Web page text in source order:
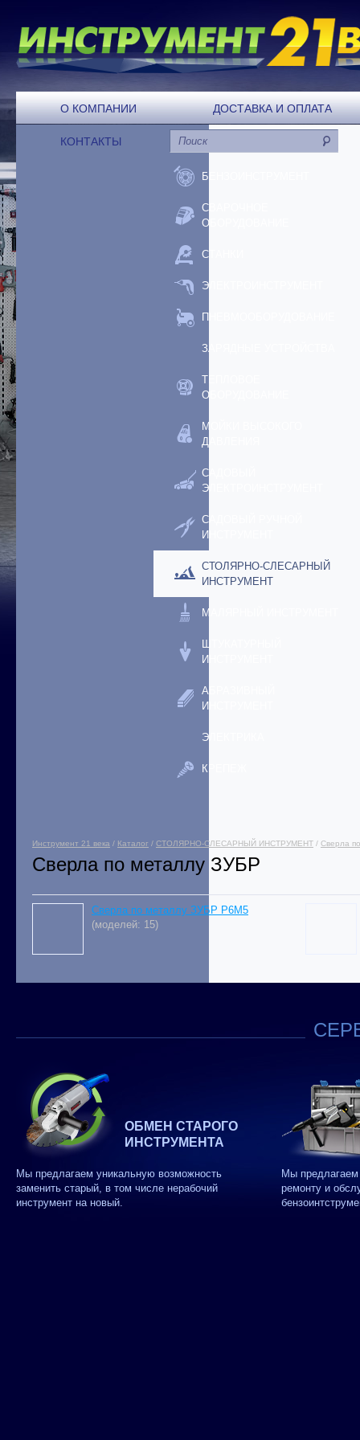
О КОМПАНИИ ДОСТАВКА И ОПЛАТА
КОНТАКТЫ
БЕНЗОИНСТРУМЕНТ
СВАРОЧНОЕ
ОБОРУДОВАНИЕ
СТАНКИ
ЭЛЕКТРОИНСТРУМЕНТ
ПНЕВМООБОРУДОВАНИЕ
ЗАРЯДНЫЕ УСТРОЙСТВА
ТЕПЛОВОЕ
ОБОРУДОВАНИЕ
МОЙКИ ВЫСОКОГО
ДАВЛЕНИЯ
САДОВЫЙ
ЭЛЕКТРОИНСТРУМЕНТ
САДОВЫЙ РУЧНОЙ
ИНСТРУМЕНТ
СТОЛЯРНО-СЛЕСАРНЫЙ
ИНСТРУМЕНТ
МАЛЯРНЫЙ ИНСТРУМЕНТ
ШТУКАТУРНЫЙ
ИНСТРУМЕНТ
АБРАЗИВНЫЙ
ИНСТРУМЕНТ
ЭЛЕКТРИКА
КРЕПЕЖ
Инструмент 21 века / Каталог / СТОЛЯРНО-СЛЕСАРНЫЙ ИНСТРУМЕНТ / Сверла
Сверла по металлу ЗУБР
Сверла по металлу ЗУБР Р6М5
(моделей: 15)
ОБМЕН СТАРОГО
ИНСТРУМЕНТА
Мы предлагаем уникальную возможность
заменить старый, в том числе нерабочий
инструмент на новый.
Мы
ремонту и